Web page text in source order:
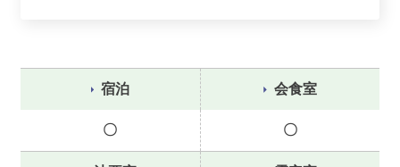
宿泊
〇
会食室
〇